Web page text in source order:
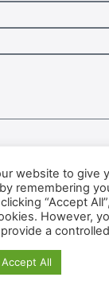
em
Assistência
website to give
remembering
“Accept
However,
a
Accept All